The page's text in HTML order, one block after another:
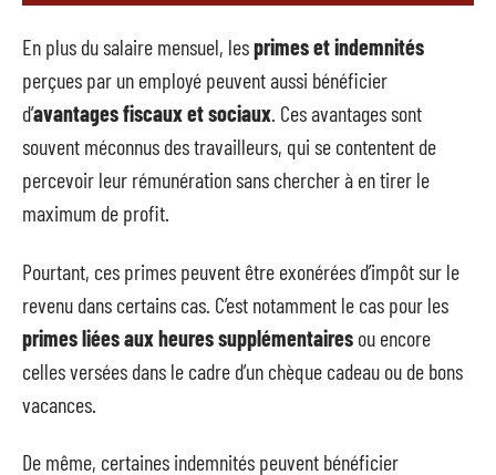
En plus du salaire mensuel, lesprimes et indemnités
perçues par un employé peuvent aussi bénéficier
d’avantages fiscaux et sociaux. Ces avantages sont
souvent méconnus des travailleurs, qui se contentent de
percevoir leur rémunération sans chercher à en tirer le
maximum de profit.
Pourtant, ces primes peuvent être exonérées d’impôt sur le
revenu dans certains cas. C’est notamment le cas pour les
primes liées aux heures supplémentaires ou encore
celles versées dans le cadre d’un chèque cadeau ou de bons
vacances.
De même, certaines indemnités peuvent bénéficier